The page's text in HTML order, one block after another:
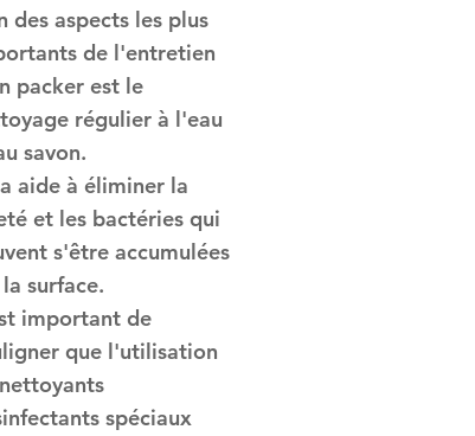
des aspects les plus
de l'entretien
packer est le
régulier à l'eau
savon.
aide à éliminer la
et les bactéries qui
s'être accumulées
surface.
important de
que l'utilisation
spéciaux